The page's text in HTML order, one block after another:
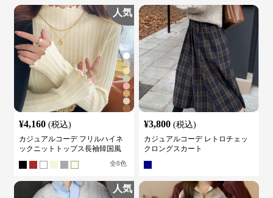
人気
¥4,160 (税込)
カジュアルコーデ フリルハイネ
ックニットトップス長袖韓国風
全8色
¥3,800 (税込)
カジュアルコーデ レトロチェッ
クロングスカート
人気